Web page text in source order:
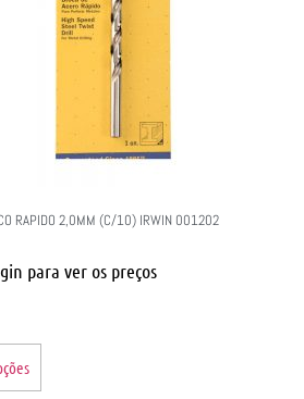
RAPIDO 2,0MM (C/10) IRWIN 001202
para ver os preços